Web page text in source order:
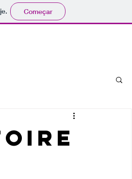
Começar